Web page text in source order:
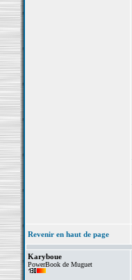
Revenir en haut de page
Karyboue
PowerBook de Muguet